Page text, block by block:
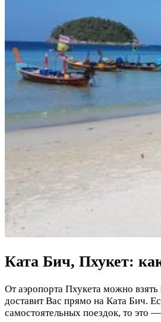
Ката Бич, Пхукет:
От аэропорта Пхукета можно
доставит Вас прямо на Ката Бич.
самостоятельных поездок, то это